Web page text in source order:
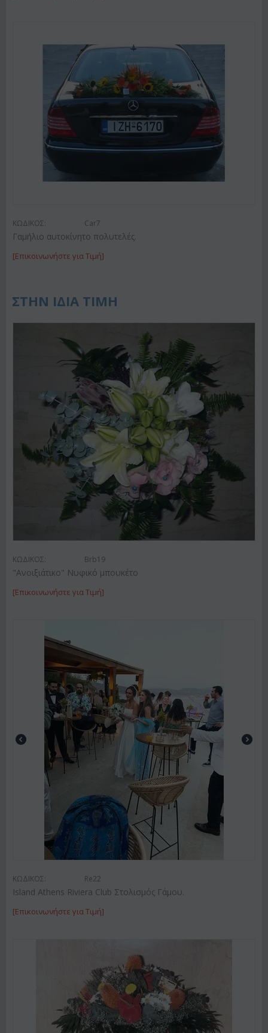
ΚΩΔΙΚΟΣ: Car7
Γαμήλιο αυτοκίνητο πολυτελές.
[Επικοινωνήστε για Τιμή]
ΣΤΗΝ ΙΔΙΑ ΤΙΜΗ
ΚΩΔΙΚΟΣ: Brb19
"Ανοιξιάτικο" Νυφικό μπουκέτο
[Επικοινωνήστε για Τιμή]
ΚΩΔΙΚΟΣ: Re22
Island Athens Riviera Club Στολισμός Γάμου.
[Επικοινωνήστε για Τιμή]